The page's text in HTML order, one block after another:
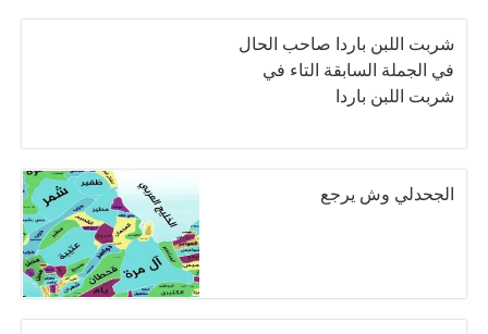
شربت اللبن باردا صاحب الحال
في الجملة السابقة التاء في
شربت اللبن باردا
الجحدلي وش يرجع